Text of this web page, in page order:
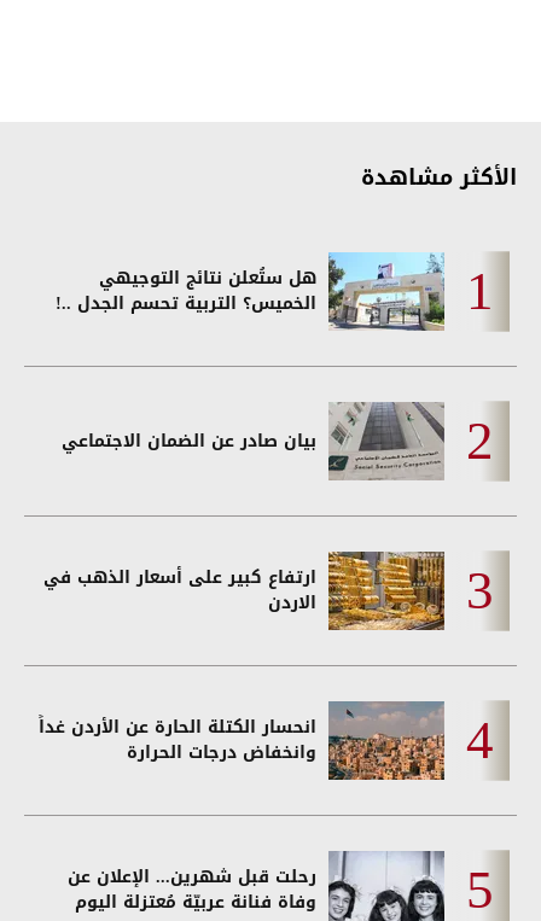
الأكثر مشاهدة
هل ستُعلن نتائج التوجيهي
الخميس؟ التربية تحسم الجدل ..!
بيان صادر عن الضمان الاجتماعي
ارتفاع كبير على أسعار الذهب في
الاردن
انحسار الكتلة الحارة عن الأردن غداً
وانخفاض درجات الحرارة
رحلت قبل شهرين... الإعلان عن
وفاة فنانة عربيّة مُعتزلة اليوم